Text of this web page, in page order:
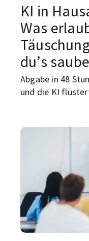
KI in
Was
du’s
Abgabe in 48
und die KI
dein Weg dahin:
Argumentieren.
dich dabei
Eigenleistung